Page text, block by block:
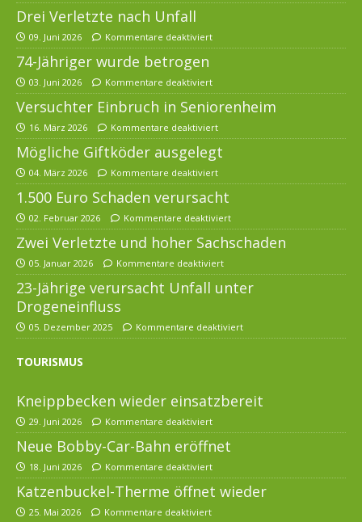
Drei Verletzte nach Unfall
09. Juni 2026 Kommentare deaktiviert
74-Jähriger wurde betrogen
03. Juni 2026 Kommentare deaktiviert
Versuchter Einbruch in Seniorenheim
16. März 2026 Kommentare deaktiviert
Mögliche Giftköder ausgelegt
04. März 2026 Kommentare deaktiviert
1.500 Euro Schaden verursacht
02. Februar 2026 Kommentare deaktiviert
Zwei Verletzte und hoher Sachschaden
05. Januar 2026 Kommentare deaktiviert
23-Jährige verursacht Unfall unter
Drogeneinfluss
05. Dezember 2025 Kommentare deaktiviert
TOURISMUS
Kneippbecken wieder einsatzbereit
29. Juni 2026 Kommentare deaktiviert
Neue Bobby-Car-Bahn eröffnet
18. Juni 2026 Kommentare deaktiviert
Katzenbuckel-Therme öffnet wieder
25. Mai 2026 Kommentare deaktiviert